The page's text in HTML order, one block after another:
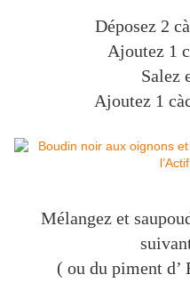
Déposez 2
Ajoutez 1
Salez
Ajoutez 1
Mélangez et
( ou du piment d’